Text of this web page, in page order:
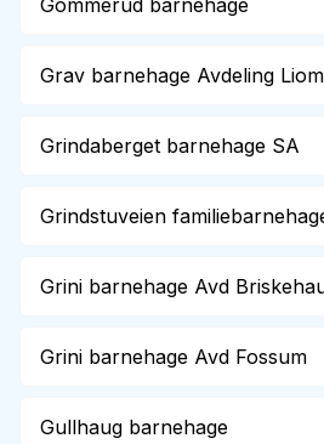
Gommerud barnehage
Grav barnehage Avdeling Liom
Grindaberget barnehage SA
Grindstuveien
Grini barnehage Avd
Grini barnehage Avd Fossum
Gullhaug barnehage